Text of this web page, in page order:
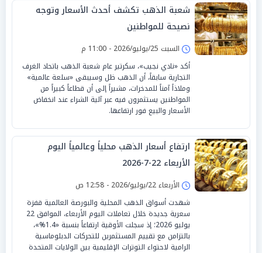
شعبة الذهب تكشف أحدث الأسعار وتوجه
نصيحة للمواطنين
السبت 25/يوليو/2026 - 11:00 م
أكد «نادي نجيب»، سكرتير عام شعبة الذهب باتحاد الغرف
التجارية سابقاً، أن الذهب ظل وسيبقى «سلعة عالمية»
وملاذاً آمناً للمدخرات، مشيراً إلى أن قطاعاً كبيراً من
المواطنين يستثمرون فيه عبر آلية الشراء عند انخفاض
الأسعار والبيع فور ارتفاعها.
ارتفاع أسعار الذهب محلياً وعالمياً اليوم
الأربعاء 22-7-2026
الأربعاء 22/يوليو/2026 - 12:58 ص
شهدت أسواق الذهب المحلية والبورصة العالمية قفزة
سعرية جديدة خلال تعاملات اليوم الأربعاء، الموافق 22
يوليو 2026؛ إذ سجلت الأوقية ارتفاعاً بنسبة «1.4%»،
بالتزامن مع تقييم المستثمرين للتحركات الدبلوماسية
الرامية لاحتواء التوترات الإقليمية بين الولايات المتحدة